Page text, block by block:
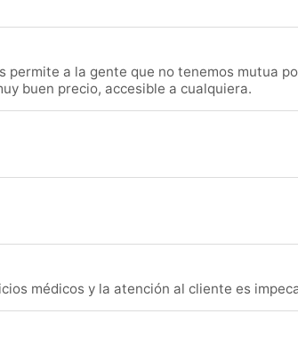
permite a la gente que no tenemos mutua
buen precio, accesible a cualquiera.
médicos y la atención al cliente es